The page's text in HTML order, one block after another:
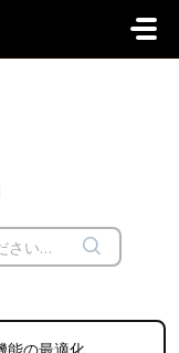
能の最適化